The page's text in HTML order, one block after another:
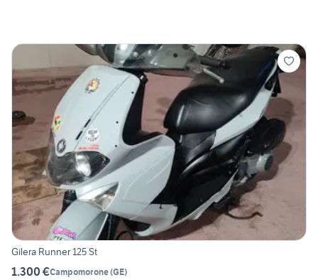
Gilera Runner 125 St
1.300 €Campomorone(GE)